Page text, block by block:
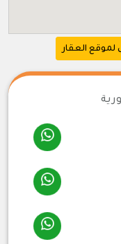
لموقع العقار